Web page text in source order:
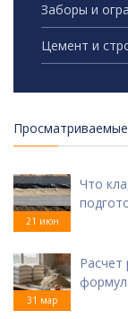
Заборы и
Цемент и
Просматриваемые
21 июн
Что
31 мар
Расчет